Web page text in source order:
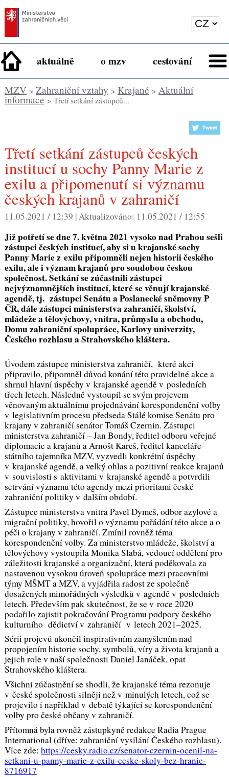
aktuálně o mzv cestování
MZV> Zahraniční vztahy > Krajané > Aktuální
informace > Třetí setkání zástupců...
Třetí setkání zástupců českých
institucí u sochy Panny Marie z
exilu a připomenutí si významu
českých krajanů v zahraničí
11.05.2021 / 12:39 |Aktualizováno: 11.05.2021 / 12:55
Již potřetí se dne 7. května 2021 vysoko nad Prahou sešli
zástupci českých institucí, aby si u krajanské sochy
Panny Marie z exilu připomněli nejen historii českého
exilu, ale i význam krajanů pro soudobou českou
společnost. Setkání se zúčastnili zástupci
nejvýznamnějších institucí, které se věnují krajanské
agendě, tj. zástupci Senátu a Poslanecké sněmovny P
ČR, dále zástupci ministerstva zahraničí, školství,
mládeže a tělovýchovy, vnitra, průmyslu a obchodu,
Domu zahraniční spolupráce, Karlovy univerzity,
Českého rozhlasu a Strahovského kláštera.
Úvodem zástupce ministerstva zahraničí, které akci
připravilo, připomněl důvod konání této pravidelné akce a
shrnul hlavní úspěchy v krajanské agendě v posledních
třech letech. Následně vystoupil se svým projevem
věnovaným aktuálnímu projednávání korespondenční volby
v legislativním procesu předseda Stálé komise Senátu pro
krajany v zahraničí senátor Tomáš Czernin. Zástupci
ministerstva zahraničí – Jan Bondy, ředitel odboru veřejné
diplomacie a krajanů a Arnošt Kareš, ředitel kanceláře
státního tajemníka MZV, vyzvedli konkrétní úspěchy
v krajanské agendě, a velký ohlas a pozitivní reakce krajanů
v souvislosti s aktivitami v krajanské agendě a potvrdili
setrvání významu této agendy mezi prioritami české
zahraniční politiky v dalším období.
Zástupce ministerstva vnitra Pavel Dymeš, odbor azylové a
migrační politiky, hovořil o významu pořádání této akce a o
péči o krajany v zahraničí. Zmínil rovněž téma
korespondenční volby. Za ministerstvo mládeže, školství a
tělovýchovy vystoupila Monika Slabá, vedoucí oddělení pro
záležitosti krajanské a organizační, která poděkovala za
nastavenou vysokou úroveň spolupráce mezi pracovními
týmy MŠMT a MZV, a vyjádřila radost ze společně
dosažených mimořádných výsledků v agendě v posledních
letech. Především pak skutečnost, že se v roce 2020
podařilo zajistit pokračování Programu podpory českého
kulturního dědictví v zahraničí v letech 2021–2025.
Sérii projevů ukončil inspirativním zamyšlením nad
propojením historie sochy, symbolů, víry a života krajanů a
jejich role v naší společnosti Daniel Janáček, opat
Strahovského kláštera.
Všichni zúčastnění se shodli, že krajanské téma rezonuje
v české společnosti silněji než v minulých letech, což se
projevilo i například v debatě týkající se korespondenční
volby pro české občany v zahraničí.
Přítomná byla rovněž zástupkyně redakce Radia Prague
International (dříve: zahraniční vysílání Českého rozhlasu).
Více zde: https://cesky.radio.cz/senator-czernin-ocenil-na-
setkani-u-panny-marie-z-exilu-ceske-skoly-bez-hranic-
8716917